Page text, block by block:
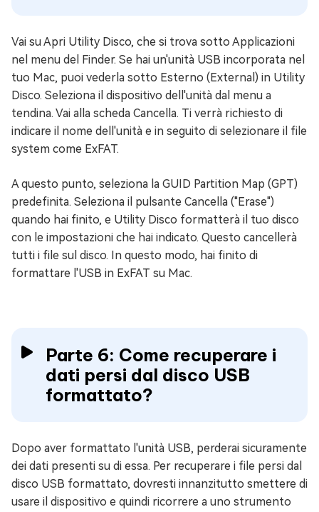
Vai su Apri Utility Disco, che si trova sotto Applicazioni
nel menu del Finder. Se hai un'unità USB incorporata nel
tuo Mac, puoi vederla sotto Esterno (External) in Utility
Disco. Seleziona il dispositivo dell'unità dal menu a
tendina. Vai alla scheda Cancella. Ti verrà richiesto di
indicare il nome dell'unità e in seguito di selezionare il file
system come ExFAT.
A questo punto, seleziona la GUID Partition Map (GPT)
predefinita. Seleziona il pulsante Cancella ("Erase")
quando hai finito, e Utility Disco formatterà il tuo disco
con le impostazioni che hai indicato. Questo cancellerà
tutti i file sul disco. In questo modo, hai finito di
formattare l'USB in ExFAT su Mac.
Parte 6: Come recuperare i
dati persi dal disco USB
formattato?
Dopo aver formattato l'unità USB, perderai sicuramente
dei dati presenti su di essa. Per recuperare i file persi dal
disco USB formattato, dovresti innanzitutto smettere di
usare il dispositivo e quindi ricorrere a uno strumento